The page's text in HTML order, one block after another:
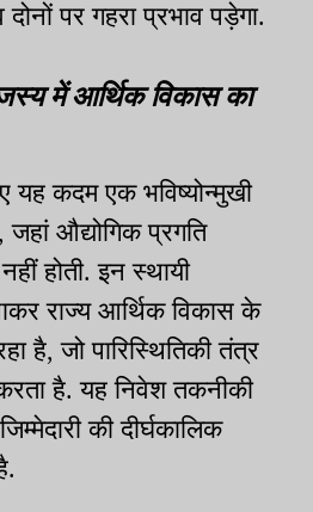
पर गहरा प्रभाव पड़ेगा.
में आर्थिक विकास का
कदम एक भविष्योन्मुखी
जहां औद्योगिक प्रगति
होती. इन स्थायी
राज्य आर्थिक विकास के
है, जो पारिस्थितिकी तंत्र
है. यह निवेश तकनीकी
की दीर्घकालिक